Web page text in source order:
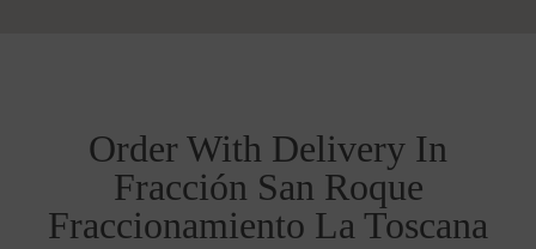
Order With Delivery In
Fracción San Roque
Fraccionamiento La Toscana